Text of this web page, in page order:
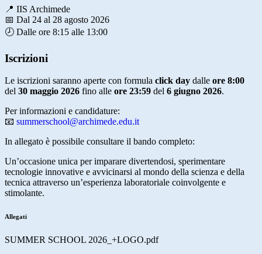
📍 IIS Archimede
📅 Dal 24 al 28 agosto 2026
🕗 Dalle ore 8:15 alle 13:00
Iscrizioni
Le iscrizioni saranno aperte con formula click day dalle ore 8:00
del 30 maggio 2026 fino alle ore 23:59 del 6 giugno 2026.
Per informazioni e candidature:
📧 summerschool@archimede.edu.it
In allegato è possibile consultare il bando completo:
Un’occasione unica per imparare divertendosi, sperimentare
tecnologie innovative e avvicinarsi al mondo della scienza e della
tecnica attraverso un’esperienza laboratoriale coinvolgente e
stimolante.
Allegati
SUMMER SCHOOL 2026_+LOGO.pdf